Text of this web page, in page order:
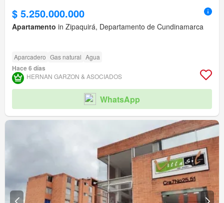
$ 5.250.000.000
Apartamento in Zipaquirá, Departamento de Cundinamarca
Aparcadero Gas natural Agua
Hace 6 días
HERNAN GARZON & ASOCIADOS
WhatsApp